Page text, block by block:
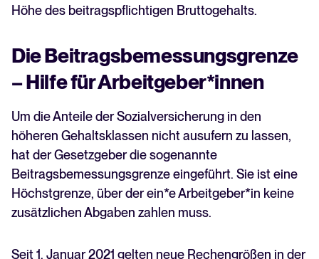
Höhe des beitragspflichtigen Bruttogehalts.
Die Beitragsbemessungsgrenze
– Hilfe für Arbeitgeber*innen
Um die Anteile der Sozialversicherung in den
höheren Gehaltsklassen nicht ausufern zu lassen,
hat der Gesetzgeber die sogenannte
Beitragsbemessungsgrenze eingeführt. Sie ist eine
Höchstgrenze, über der ein*e Arbeitgeber*in keine
zusätzlichen Abgaben zahlen muss.
Seit 1. Januar 2021 gelten neue Rechengrößen in der